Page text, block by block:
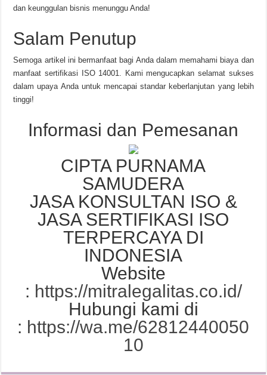
dan keunggulan bisnis menunggu Anda!
Salam Penutup
Semoga artikel ini bermanfaat bagi Anda dalam memahami biaya dan
manfaat sertifikasi ISO 14001. Kami mengucapkan selamat sukses
dalam upaya Anda untuk mencapai standar keberlanjutan yang lebih
tinggi!
Informasi dan Pemesanan
CIPTA PURNAMA
SAMUDERA
JASA KONSULTAN ISO &
JASA SERTIFIKASI ISO
TERPERCAYA DI
INDONESIA
Website
: https://mitralegalitas.co.id/
Hubungi kami di
: https://wa.me/62812440050
10